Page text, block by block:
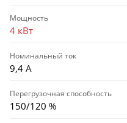
Мощность
4 кВт
Номинальный ток
9,4 А
Перегрузочная способность
150/120 %